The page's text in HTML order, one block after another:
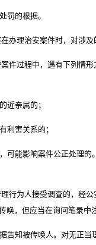
罚的根据。
办理治安案件时，对涉
件过程中，遇有下列情
近亲属的；
利害关系的；
可能影响案件公正处理
行为人接受调查的，经
唤，但应当在询问笔录中
告知被传唤人。对无正